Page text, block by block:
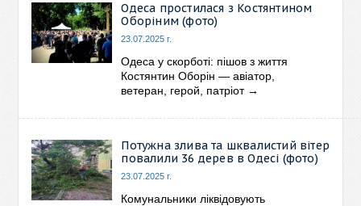
Одеса простилася з Костянтином
Оборіним (фото)
23.07.2025 г.
Одеса у скорботі: пішов з життя
Костянтин Оборін — авіатор,
ветеран, герой, патріот→
Потужна злива та шквалистий вітер
повалили 36 дерев в Одесі (фото)
23.07.2025 г.
Комунальники ліквідовують